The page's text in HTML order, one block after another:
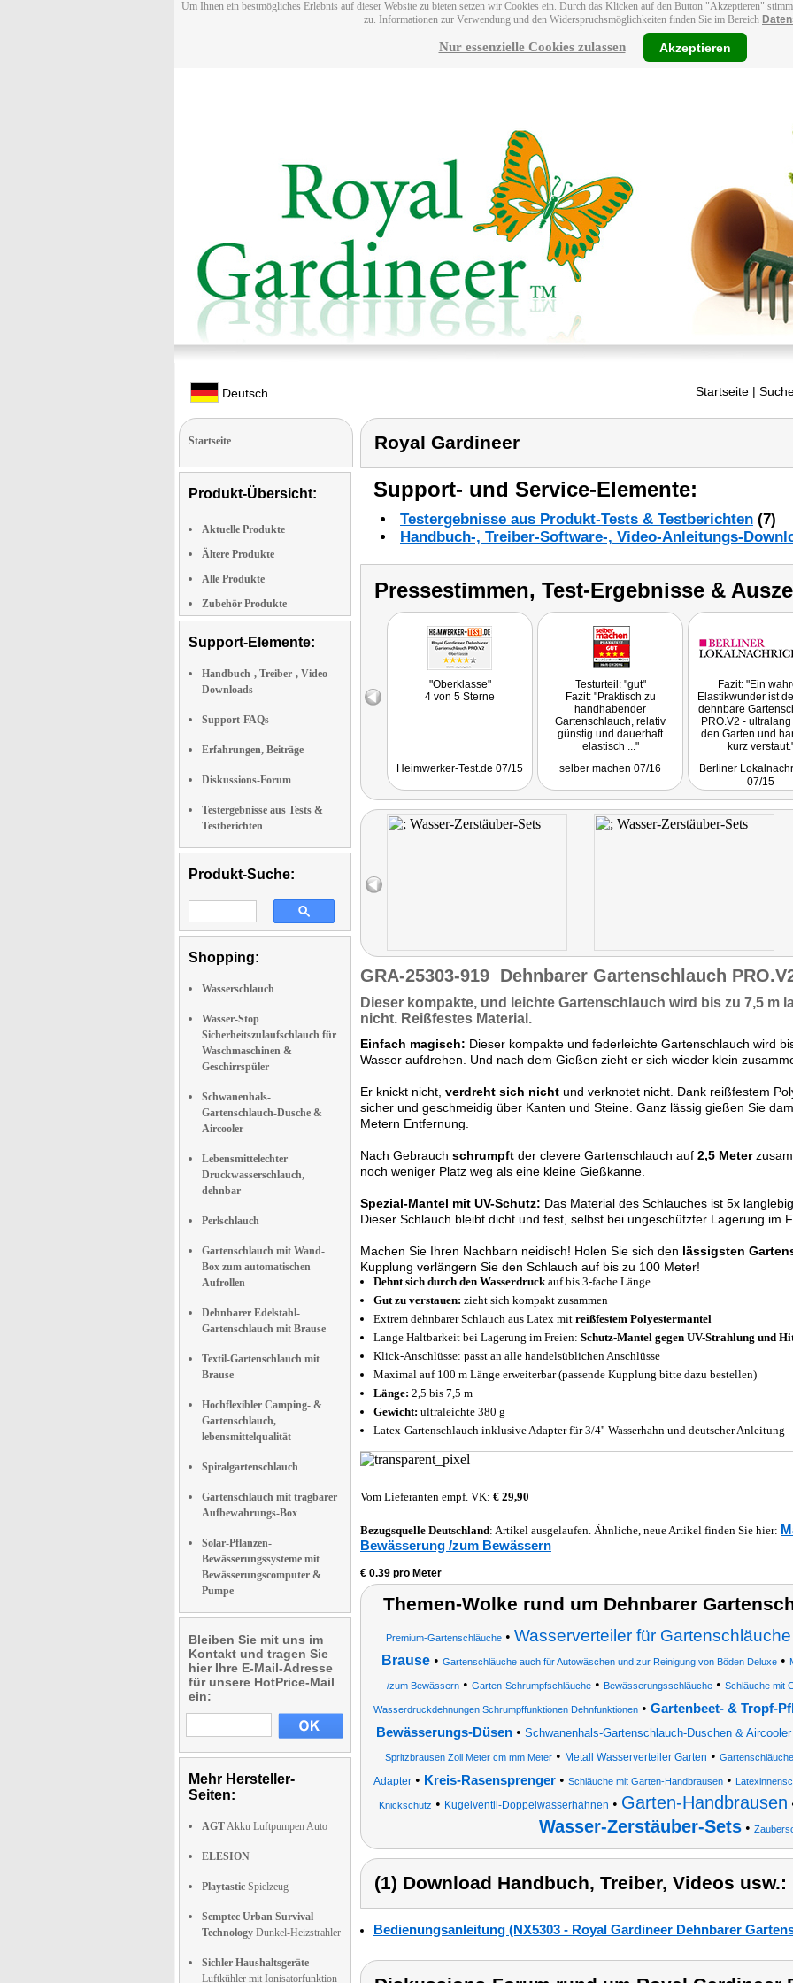
Um Ihnen ein bestmögliches Erlebnis auf dieser Website zu bieten setzen wir Cookies ein. Durch das Klicken auf den Button "Akzeptieren"
zu. Informationen zur Verwendung und den Widerspruchsmöglichkeiten finden Sie im Bereich
Nur essenzielle Cookies zulassen Akzeptieren
Deutsch Startseite |
Startseite
Produkt-Übersicht:
Aktuelle Produkte
Ältere Produkte
Alle Produkte
Zubehör Produkte
Support-Elemente:
Handbuch-, Treiber-, Video-
Downloads
Support-FAQs
Erfahrungen, Beiträge
Diskussions-Forum
Testergebnisse aus Tests &
Testberichten
Produkt-Suche:
Shopping:
Wasserschlauch
Wasser-Stop
Sicherheitszulaufschlauch für
Waschmaschinen &
Geschirrspüler
Schwanenhals-
Gartenschlauch-Dusche &
Aircooler
Lebensmittelechter
Druckwasserschlauch,
dehnbar
Perlschlauch
Gartenschlauch mit Wand-
Box zum automatischen
Aufrollen
Dehnbarer Edelstahl-
Gartenschlauch mit Brause
Textil-Gartenschlauch mit
Brause
Hochflexibler Camping- &
Gartenschlauch,
lebensmittelqualität
Spiralgartenschlauch
Gartenschlauch mit tragbarer
Aufbewahrungs-Box
Solar-Pflanzen-
Bewässerungssysteme mit
Bewässerungscomputer &
Pumpe
Bleiben Sie mit uns im
Kontakt und tragen Sie
hier Ihre E-Mail-Adresse
für unsere HotPrice-Mail
ein:
Mehr Hersteller-
Seiten:
AGTAkku Luftpumpen Auto
ELESION
Playtastic Spielzeug
Semptec Urban Survival
Technology Dunkel-Heizstrahler
Sichler Haushaltsgeräte
Luftkühler mit Ionisatorfunktion
Royal Gardineer
Support- und Service-Elemente:
Testergebnisse aus Produkt-Tests & Testberichten (7)
Handbuch-, Treiber-Software-, Video-Anleitungs-
Pressestimmen, Test-Ergebnisse &
"Oberklasse"
4 von 5 Sterne
Heimwerker-Test.de 07/15
Testurteil: "gut"
Fazit: "Praktisch zu
handhabender
Gartenschlauch, relativ
günstig und dauerhaft
elastisch ..."
selber machen 07/16
Fazit: "Ein
Elastikwunder ist
dehnbare
PRO.V2 -
den Garten und
kurz
Berliner
07/15
GRA-25303-919 Dehnbarer Gartenschlauch
Dieser kompakte, und leichte Gartenschlauch wird bis zu 7,5 m
nicht. Reißfestes Material.
Einfach magisch: Dieser kompakte und federleichte Gartenschlauch wird
Wasser aufdrehen. Und nach dem Gießen zieht er sich wieder klein
Er knickt nicht, verdreht sich nicht und verknotet nicht. Dank reißfestem
sicher und geschmeidig über Kanten und Steine. Ganz lässig gießen Sie
Metern Entfernung.
Nach Gebrauch schrumpft der clevere Gartenschlauch auf 2,5 Meter
noch weniger Platz weg als eine kleine Gießkanne.
Spezial-Mantel mit UV-Schutz: Das Material des Schlauches ist 5x
Dieser Schlauch bleibt dicht und fest, selbst bei ungeschützter Lagerung im
Machen Sie Ihren Nachbarn neidisch! Holen Sie sich den lässigsten
Kupplung verlängern Sie den Schlauch auf bis zu 100 Meter!
Dehnt sich durch den Wasserdruckauf bis 3-fache Länge
Gut zu verstauen: zieht sich kompakt zusammen
Extrem dehnbarer Schlauch aus Latex mit reißfestem Polyestermantel
Lange Haltbarkeit bei Lagerung im Freien: Schutz-Mantel gegen UV-Strahlung und
Klick-Anschlüsse: passt an alle handelsüblichen Anschlüsse
Maximal auf 100 m Länge erweiterbar (passende Kupplung bitte dazu bestellen)
Länge: 2,5 bis 7,5 m
Gewicht: ultraleichte 380 g
Latex-Gartenschlauch inklusive Adapter für 3/4''-Wasserhahn und deutscher Anleitung
Vom Lieferanten empf. VK: € 29,90
Bezugsquelle Deutschland: Artikel ausgelaufen. Ähnliche, neue Artikel finden Sie hier:
Bewässerung /zum Bewässern
€ 0.39 pro Meter
Themen-Wolke rund um Dehnbarer
Premium-Gartenschläuche • Wasserverteiler für Gartenschläuche
Brause • Gartenschläuche auch für Autowäschen und zur Reinigung von Böden Deluxe •
/zum Bewässern• Garten-Schrumpfschläuche• Bewässerungsschläuche• Schläuche mit
Wasserdruckdehnungen Schrumpffunktionen Dehnfunktionen• Gartenbeet- & Tropf-
Bewässerungs-Düsen • Schwanenhals-Gartenschlauch-Duschen & Aircooler
Spritzbrausen Zoll Meter cm mm Meter• Metall Wasserverteiler Garten •
Adapter • Kreis-Rasensprenger • Schläuche mit Garten-Handbrausen •
Knickschutz • Kugelventil-Doppelwasserhahnen • Garten-Handbrausen
Wasser-Zerstäuber-Sets •
(1) Download Handbuch, Treiber, Videos usw.:
Bedienungsanleitung (NX5303 - Royal Gardineer Dehnbarer